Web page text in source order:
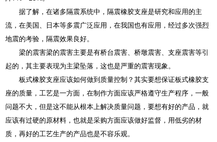
据了解，在诸多隔震系统中，隔震橡胶支座是研究和应用的主
流，在美国、日本等多震广泛应用，在我国也有应用，经过多次强烈
地震的考验，隔震效果良好。
梁的震害梁的震害主要是有桥台震害、桥墩震害、支座震害等引
起的，其主要表现为主梁坠落，这也是严重的震害现象。
板式橡胶支座应该如何做到质量控制？其实要想保证板式橡胶支
座的质量，工艺是一方面，在制作方面应该严格遵守生产程序，一般
问题不大，但是这不能从根本上解决质量问题，要想有好的产品，就
应该有过硬的原材料，也就是采购方面应该做好监督，用低劣的材
质，再好的工艺生产的产品也是不容乐观。